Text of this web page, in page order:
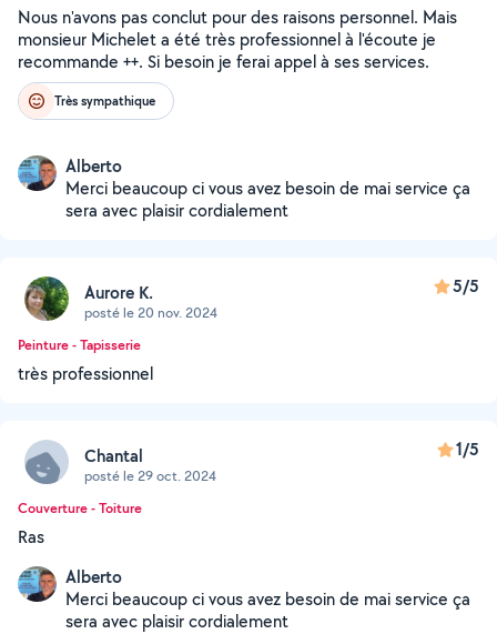
Nous n'avons pas conclut pour des raisons personnel. Mais
monsieur Michelet a été très professionnel à l'écoute je
recommande ++. Si besoin je ferai appel à ses services.
Très sympathique
Alberto
Merci beaucoup ci vous avez besoin de mai service ça
sera avec plaisir cordialement
Aurore K.
posté le 20 nov. 2024
5/5
Peinture - Tapisserie
très professionnel
Chantal
posté le 29 oct. 2024
1/5
Couverture - Toiture
Ras
Alberto
Merci beaucoup ci vous avez besoin de mai service ça
sera avec plaisir cordialement